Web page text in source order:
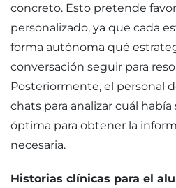
concreto. Esto pretende
personalizado, ya que cada
forma autónoma qué
conversación seguir para
Posteriormente, el personal
chats para analizar cuál
óptima para obtener la
necesaria.
Historias clínicas para el